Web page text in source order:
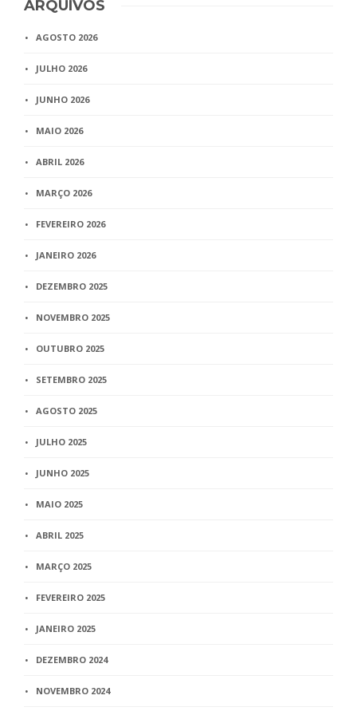
ARQUIVOS
AGOSTO 2026
JULHO 2026
JUNHO 2026
MAIO 2026
ABRIL 2026
MARÇO 2026
FEVEREIRO 2026
JANEIRO 2026
DEZEMBRO 2025
NOVEMBRO 2025
OUTUBRO 2025
SETEMBRO 2025
AGOSTO 2025
JULHO 2025
JUNHO 2025
MAIO 2025
ABRIL 2025
MARÇO 2025
FEVEREIRO 2025
JANEIRO 2025
DEZEMBRO 2024
NOVEMBRO 2024